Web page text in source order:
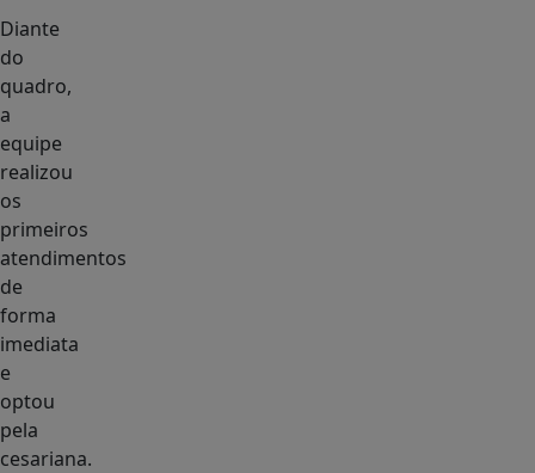
Diante
do
quadro,
a
equipe
realizou
os
primeiros
atendimentos
de
forma
imediata
e
optou
pela
cesariana.